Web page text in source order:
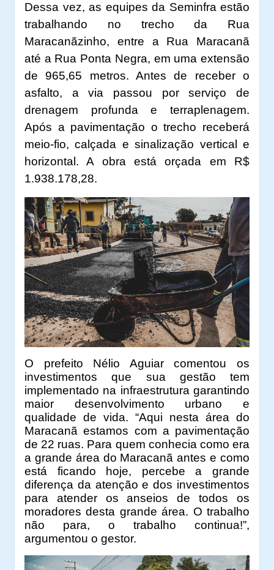
Dessa vez, as equipes da Seminfra estão
trabalhando no trecho da Rua
Maracanãzinho, entre a Rua Maracanã
até a Rua Ponta Negra, em uma extensão
de 965,65 metros. Antes de receber o
asfalto, a via passou por serviço de
drenagem profunda e terraplenagem.
Após a pavimentação o trecho receberá
meio-fio, calçada e sinalização vertical e
horizontal. A obra está orçada em R$
1.938.178,28.
O prefeito Nélio Aguiar comentou os
investimentos que sua gestão tem
implementado na infraestrutura garantindo
maior desenvolvimento urbano e
qualidade de vida. “Aqui nesta área do
Maracanã estamos com a pavimentação
de 22 ruas. Para quem conhecia como era
a grande área do Maracanã antes e como
está ficando hoje, percebe a grande
diferença da atenção e dos investimentos
para atender os anseios de todos os
moradores desta grande área. O trabalho
não para, o trabalho continua!”,
argumentou o gestor.